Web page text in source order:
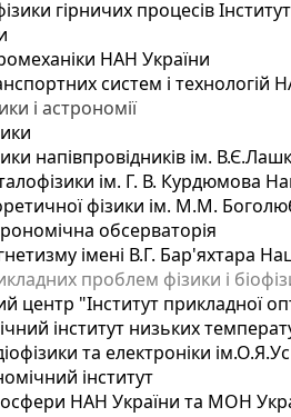
гірничих процесів
НАН України
систем і технологій
і астрономії
напівпровідників ім.
ім. Г. В. Курдюмова
фізики ім. М.М.
обсерваторія
імені В.Г. Бар'яхтара
проблем фізики і
центр "Інститут прикладної
інститут низьких
та електроніки
інститут
НАН України та МОН